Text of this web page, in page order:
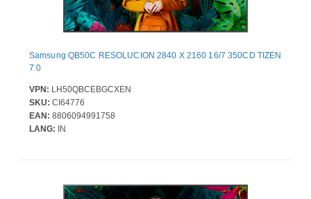
Samsung QB50C RESOLUCION 2840 X 2160 16/7 350CD TIZEN
7.0
VPN: LH50QBCEBGCXEN
SKU: CI64776
EAN: 8806094991758
LANG: IN